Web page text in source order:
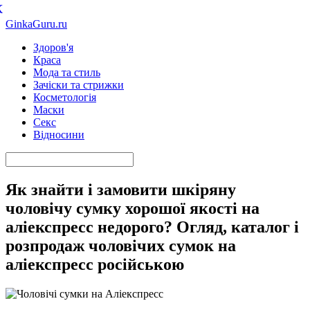
GinkaGuru.ru
Здоров'я
Краса
Мода та стиль
Зачіски та стрижки
Косметологія
Маски
Секс
Відносини
Як знайти і замовити шкіряну
чоловічу сумку хорошої якості на
аліекспресс недорого? Огляд, каталог і
розпродаж чоловічих сумок на
аліекспресс російською